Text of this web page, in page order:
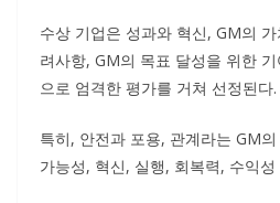
수상 기업은 성과와 혁신, GM의
려사항, GM의 목표 달성을 위한
으로 엄격한 평가를 거쳐 선정된다.
특히, 안전과 포용, 관계라는 GM
가능성, 혁신, 실행, 회복력, 수익